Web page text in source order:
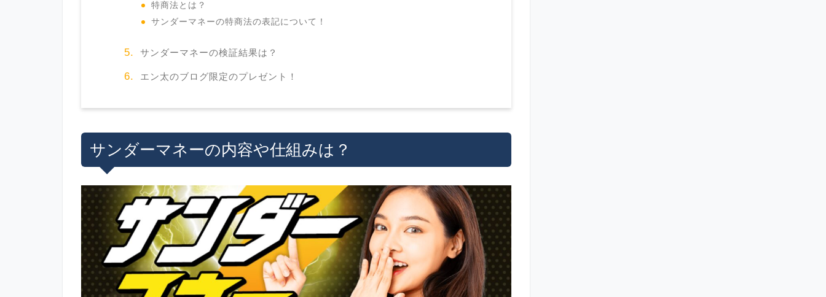
特商法とは？
サンダーマネーの特商法の表記について！
サンダーマネーの検証結果は？
エン太のブログ限定のプレゼント！
サンダーマネーの内容や仕組みは？